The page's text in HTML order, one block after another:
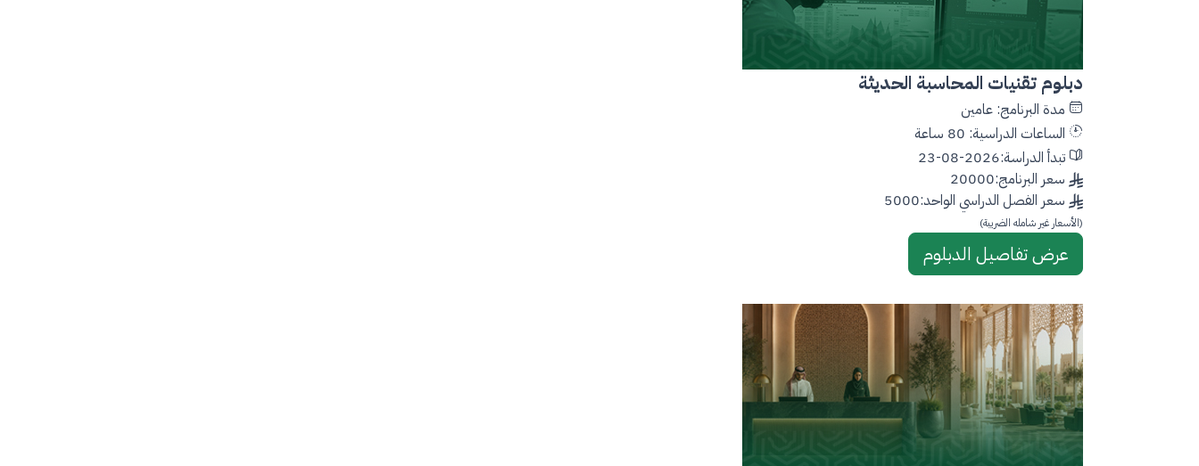
دبلوم تقنيات المحاسبة الحديثة
مدة البرنامج: عامين
الساعات الدراسية: 80 ساعة
تبدأ الدراسة:2026-08-23
سعر البرنامج:20000
سعر الفصل الدراسي الواحد:5000
(الأسعار غير شامله الضريبة)
عرض تفاصيل الدبلوم